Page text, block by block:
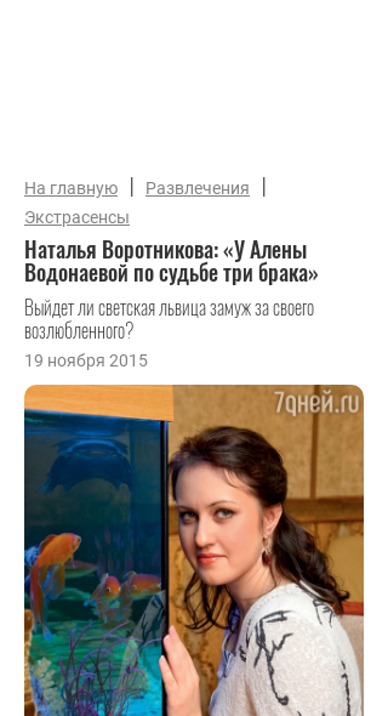
На главную | Развлечения |
Экстрасенсы
Наталья Воротникова: «У Алены
Водонаевой по судьбе три брака»
Выйдет ли светская львица замуж за своего
возлюбленного?
19 ноября 2015